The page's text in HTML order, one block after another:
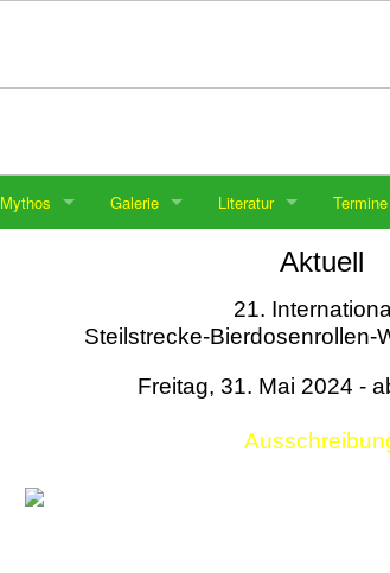
Mythos Galerie Literatur Termine
Aktuell
21.
Steilstrecke-Bierdosenrollen-
Freitag, 31. Mai 2024 -